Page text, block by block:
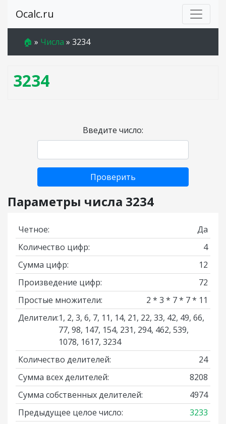
Ocalc.ru
🏠 » Числа » 3234
3234
Введите число:
Проверить
Параметры числа 3234
Четное:
Да
Количество цифр:
4
Сумма цифр:
12
Произведение цифр:
72
Простые множители:
2 * 3 * 7 * 7 * 11
Делители:1, 2, 3, 6, 7, 11, 14, 21, 22, 33, 42, 49, 66,
77, 98, 147, 154, 231, 294, 462, 539,
1078, 1617, 3234
Количество делителей:
24
Сумма всех делителей:
8208
Сумма собственных делителей:
4974
Предыдущее целое число:
3233